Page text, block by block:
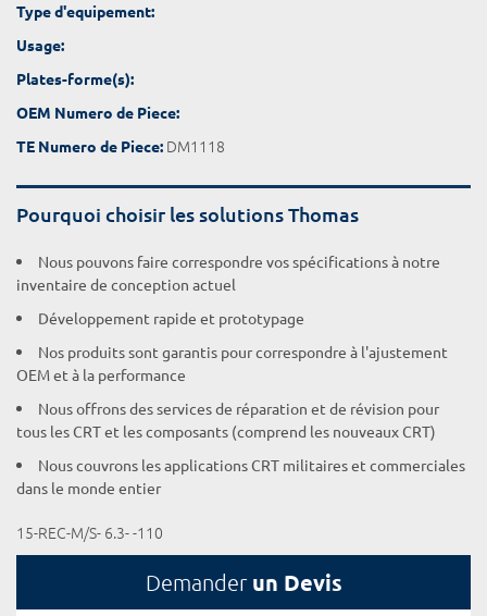
Type d'equipement:
Usage:
Plates-forme(s):
OEM Numero de Piece:
TE Numero de Piece: DM1118
Pourquoi choisir les solutions Thomas
Nous pouvons faire correspondre vos spécifications à notre
inventaire de conception actuel
Développement rapide et prototypage
Nos produits sont garantis pour correspondre à l'ajustement
OEM et à la performance
Nous offrons des services de réparation et de révision pour
tous les CRT et les composants (comprend les nouveaux CRT)
Nous couvrons les applications CRT militaires et commerciales
dans le monde entier
15-REC-M/S- 6.3- -110
Demander un Devis